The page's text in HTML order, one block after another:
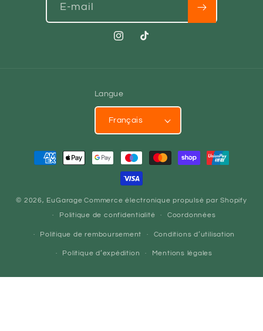
E-mail
Instagram
TikTok
Langue
Français
Moyens
© 2026, EuGarage Commerce électronique propulsé par Shopify
Politique de confidentialité
Coordonnées
Politique de remboursement Conditions d’utilisation
Politique d’expédition Mentions légales